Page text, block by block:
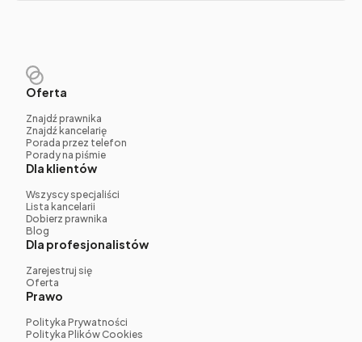
Oferta
Znajdź prawnika
Znajdź kancelarię
Porada przez telefon
Porady na piśmie
Dla klientów
Wszyscy specjaliści
Lista kancelarii
Dobierz prawnika
Blog
Dla profesjonalistów
Zarejestruj się
Oferta
Prawo
Polityka Prywatności
Polityka Plików Cookies